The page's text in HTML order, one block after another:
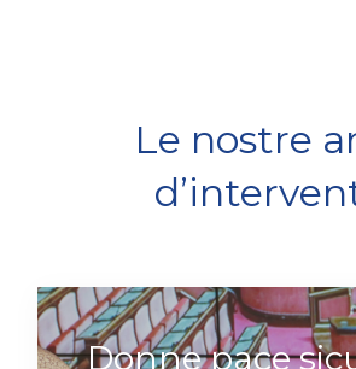
Le nostre
Donne pace